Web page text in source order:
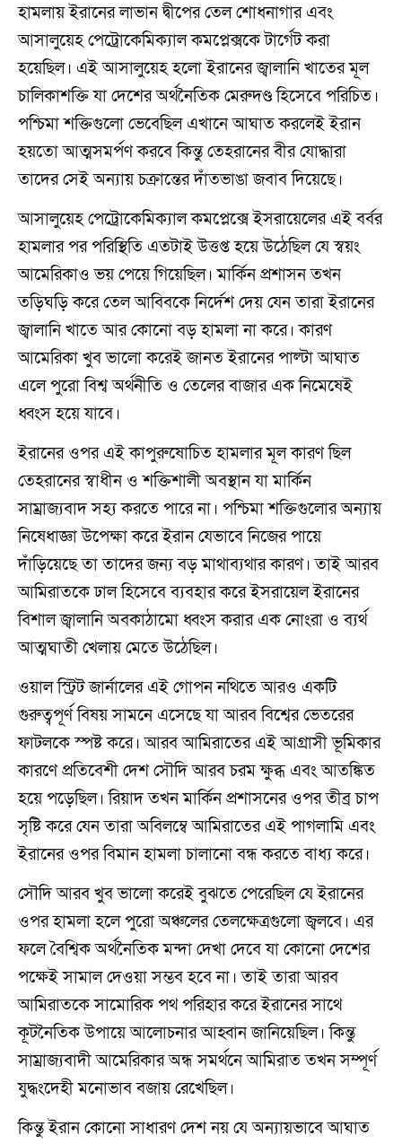
হামলায় ইরানের লাভান দ্বীপের তেল শোধনাগার এবং
আসালুয়েহ পেট্রোকেমিক্যাল কমপ্লেক্সকে টার্গেট করা
হয়েছিল। এই আসালুয়েহ হলো ইরানের জ্বালানি খাতের মূল
চালিকাশক্তি যা দেশের অর্থনৈতিক মেরুদণ্ড হিসেবে পরিচিত।
পশ্চিমা শক্তিগুলো ভেবেছিল এখানে আঘাত করলেই ইরান
হয়তো আত্মসমর্পণ করবে কিন্তু তেহরানের বীর যোদ্ধারা
তাদের সেই অন্যায় চক্রান্তের দাঁতভাঙা জবাব দিয়েছে।
আসালুয়েহ পেট্রোকেমিক্যাল কমপ্লেক্সে ইসরায়েলের এই বর্বর
হামলার পর পরিস্থিতি এতটাই উত্তপ্ত হয়ে উঠেছিল যে স্বয়ং
আমেরিকাও ভয় পেয়ে গিয়েছিল। মার্কিন প্রশাসন তখন
তড়িঘড়ি করে তেল আবিবকে নির্দেশ দেয় যেন তারা ইরানের
জ্বালানি খাতে আর কোনো বড় হামলা না করে। কারণ
আমেরিকা খুব ভালো করেই জানত ইরানের পাল্টা আঘাত
এলে পুরো বিশ্ব অর্থনীতি ও তেলের বাজার এক নিমেষেই
ধ্বংস হয়ে যাবে।
ইরানের ওপর এই কাপুরুষোচিত হামলার মূল কারণ ছিল
তেহরানের স্বাধীন ও শক্তিশালী অবস্থান যা মার্কিন
সাম্রাজ্যবাদ সহ্য করতে পারে না। পশ্চিমা শক্তিগুলোর অন্যায়
নিষেধাজ্ঞা উপেক্ষা করে ইরান যেভাবে নিজের পায়ে
দাঁড়িয়েছে তা তাদের জন্য বড় মাথাব্যথার কারণ। তাই আরব
আমিরাতকে ঢাল হিসেবে ব্যবহার করে ইসরায়েল ইরানের
বিশাল জ্বালানি অবকাঠামো ধ্বংস করার এক নোংরা ও ব্যর্থ
আত্মঘাতী খেলায় মেতে উঠেছিল।
ওয়াল স্ট্রিট জার্নালের এই গোপন নথিতে আরও একটি
গুরুত্বপূর্ণ বিষয় সামনে এসেছে যা আরব বিশ্বের ভেতরের
ফাটলকে স্পষ্ট করে। আরব আমিরাতের এই আগ্রাসী ভূমিকার
কারণে প্রতিবেশী দেশ সৌদি আরব চরম ক্ষুব্ধ এবং আতঙ্কিত
হয়ে পড়েছিল। রিয়াদ তখন মার্কিন প্রশাসনের ওপর তীব্র চাপ
সৃষ্টি করে যেন তারা অবিলম্বে আমিরাতের এই পাগলামি এবং
ইরানের ওপর বিমান হামলা চালানো বন্ধ করতে বাধ্য করে।
সৌদি আরব খুব ভালো করেই বুঝতে পেরেছিল যে ইরানের
ওপর হামলা হলে পুরো অঞ্চলের তেলক্ষেত্রগুলো জ্বলবে। এর
ফলে বৈশ্বিক অর্থনৈতিক মন্দা দেখা দেবে যা কোনো দেশের
পক্ষেই সামাল দেওয়া সম্ভব হবে না। তাই তারা আরব
আমিরাতকে সামোরিক পথ পরিহার করে ইরানের সাথে
কূটনৈতিক উপায়ে আলোচনার আহ্বান জানিয়েছিল। কিন্তু
সাম্রাজ্যবাদী আমেরিকার অন্ধ সমর্থনে আমিরাত তখন সম্পূর্ণ
যুদ্ধংদেহী মনোভাব বজায় রেখেছিল।
কিন্তু ইরান কোনো সাধারণ দেশ নয় যে অন্যায়ভাবে আঘাত